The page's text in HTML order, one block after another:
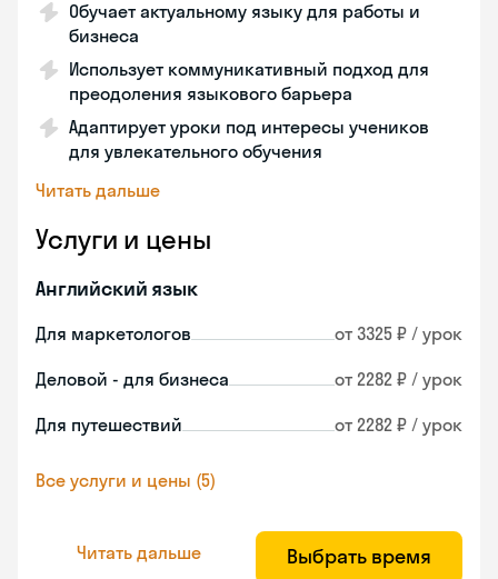
Обучает актуальному языку для работы и
бизнеса
Использует коммуникативный подход для
преодоления языкового барьера
Адаптирует уроки под интересы учеников
для увлекательного обучения
Читать дальше
Услуги и цены
Английский язык
Для маркетологов от 3325 ₽ / урок
Деловой - для бизнеса от 2282 ₽ / урок
Для путешествий от 2282 ₽ / урок
Все услуги и цены (5)
Читать дальше Выбрать время